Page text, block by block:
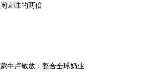
闲卤味的两倍
蒙牛卢敏放：整合全球奶业